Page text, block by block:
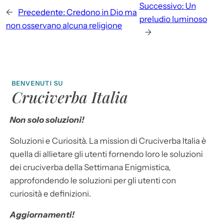
← Precedente: Credono in Dio ma
non osservano alcuna religione
Successivo: Un
preludio luminoso
→
BENVENUTI SU
Cruciverba Italia
Non solo soluzioni!
Soluzioni e Curiosità. La mission di Cruciverba Italia è
quella di allietare gli utenti fornendo loro le soluzioni
dei cruciverba della Settimana Enigmistica,
approfondendo le soluzioni per gli utenti con
curiosità e definizioni.
Aggiornamenti!